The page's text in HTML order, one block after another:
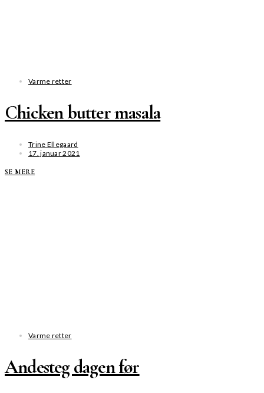
Varme retter
Chicken butter masala
Trine Ellegaard
17. januar 2021
SE MERE
Varme retter
Andesteg dagen før